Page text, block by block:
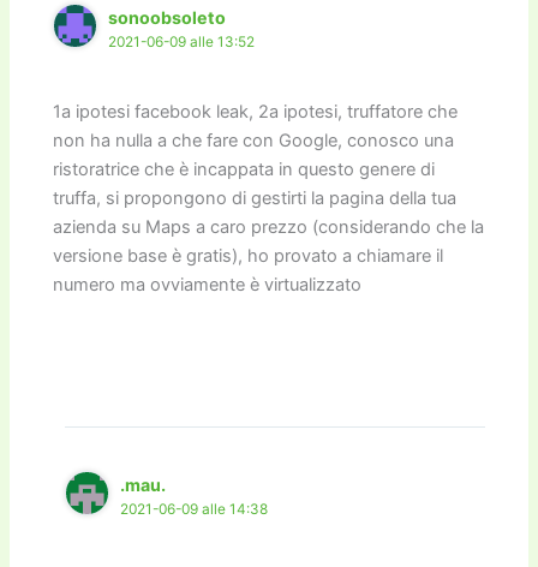
sonoobsoleto
2021-06-09 alle 13:52
1a ipotesi facebook leak, 2a ipotesi, truffatore che
non ha nulla a che fare con Google, conosco una
ristoratrice che è incappata in questo genere di
truffa, si propongono di gestirti la pagina della tua
azienda su Maps a caro prezzo (considerando che la
versione base è gratis), ho provato a chiamare il
numero ma ovviamente è virtualizzato
.mau.
2021-06-09 alle 14:38